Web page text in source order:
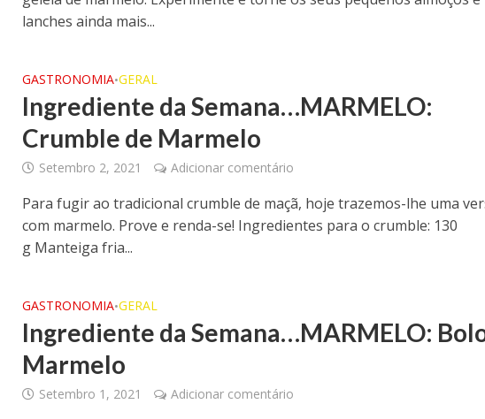
lanches ainda mais...
GASTRONOMIA•GERAL
Ingrediente da Semana…MARMELO:
Crumble de Marmelo
Setembro 2, 2021 Adicionar comentário
Para fugir ao tradicional crumble de maçã, hoje trazemos-lhe uma
com marmelo. Prove e renda-se! Ingredientes para o crumble: 130
g Manteiga fria...
GASTRONOMIA•GERAL
Ingrediente da Semana…MARMELO:
Marmelo
Setembro 1, 2021 Adicionar comentário